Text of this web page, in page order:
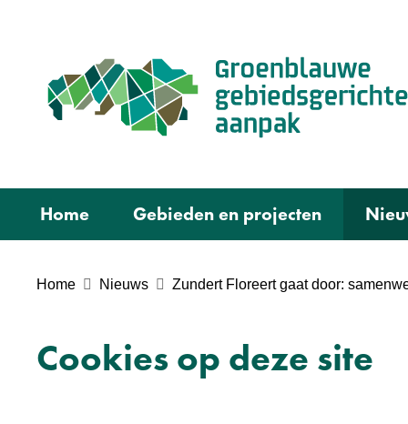
Home Gebieden en projecten
Home Nieuws Zundert Floreert gaat door:
Cookies op deze site